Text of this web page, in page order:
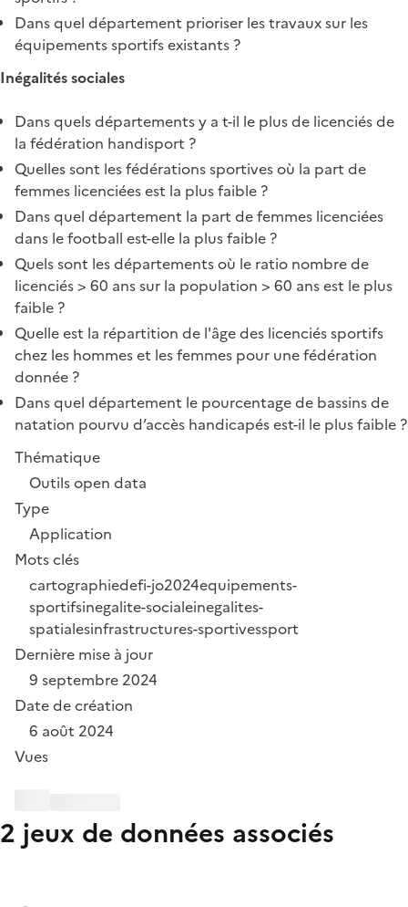
Dans quel département prioriser les travaux sur les
équipements sportifs existants ?
Inégalités sociales
Dans quels départements y a t-il le plus de licenciés de
la fédération handisport ?
Quelles sont les fédérations sportives où la part de
femmes licenciées est la plus faible ?
Dans quel département la part de femmes licenciées
dans le football est-elle la plus faible ?
Quels sont les départements où le ratio nombre de
licenciés > 60 ans sur la population > 60 ans est le plus
faible ?
Quelle est la répartition de l'âge des licenciés sportifs
chez les hommes et les femmes pour une fédération
donnée ?
Dans quel département le pourcentage de bassins de
natation pourvu d’accès handicapés est-il le plus faible ?
Thématique
Outils open data
Type
Application
Mots clés
cartographiedefi-jo2024equipements-
sportifsinegalite-socialeinegalites-
spatialesinfrastructures-sportivessport
Dernière mise à jour
9 septembre 2024
Date de création
6 août 2024
Vues
2 jeux de données associés